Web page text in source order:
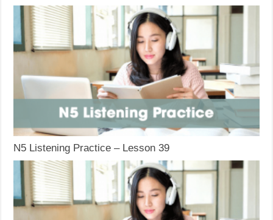
N5 Listening Practice – Lesson 39